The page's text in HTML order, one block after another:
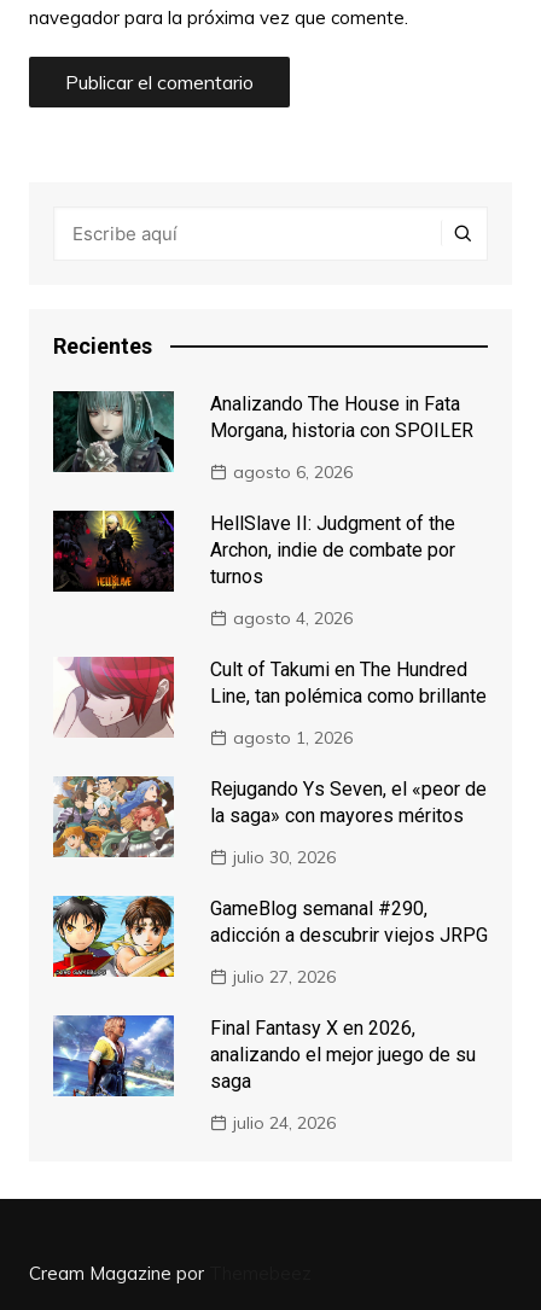
navegador para la próxima vez que comente.
Recientes
Analizando The House in Fata
Morgana, historia con SPOILER
agosto 6, 2026
HellSlave II: Judgment of the
Archon, indie de combate por
turnos
agosto 4, 2026
Cult of Takumi en The Hundred
Line, tan polémica como brillante
agosto 1, 2026
Rejugando Ys Seven, el «peor de
la saga» con mayores méritos
julio 30, 2026
GameBlog semanal #290,
adicción a descubrir viejos JRPG
julio 27, 2026
Final Fantasy X en 2026,
analizando el mejor juego de su
saga
julio 24, 2026
Cream Magazine por